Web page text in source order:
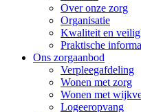
Over onze zorg
Organisatie
Kwaliteit en
Praktische
Ons zorgaanbod
Verpleegafdeling
Wonen met zorg
Wonen met
Logeeropvang